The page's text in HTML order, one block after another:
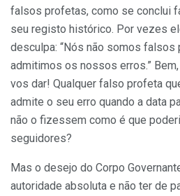
falsos profetas, como se conclui
seu registo histórico. Por vezes
desculpa: “Nós não somos falsos
admitimos os nossos erros.”
vos dar! Qualquer falso profeta
admite o seu erro quando a data
não o fizessem como é que
seguidores?
Mas o desejo do Corpo
autoridade absoluta e não ter de